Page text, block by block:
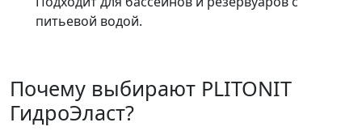
питьевой водой.
Почему выбирают PLITONIT
ГидроЭласт?